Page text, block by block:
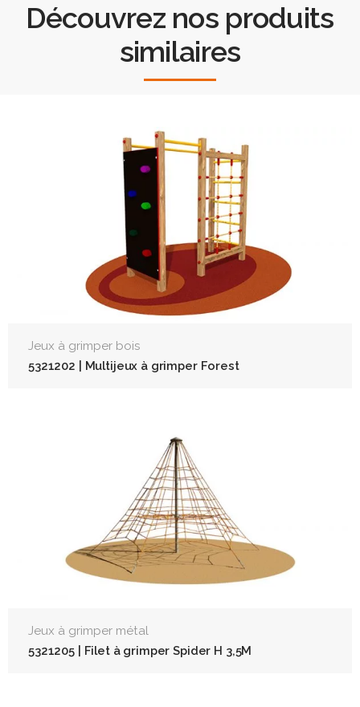
Découvrez nos produits
similaires
Jeux à grimper bois
5321202 | Multijeux à grimper Forest
Jeux à grimper métal
5321205 | Filet à grimper Spider H 3,5M